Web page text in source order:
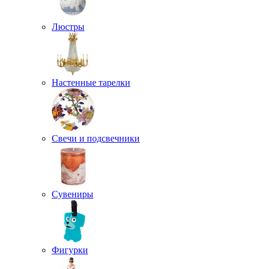
Люстры
Настенные тарелки
Свечи и подсвечники
Сувениры
Фигурки